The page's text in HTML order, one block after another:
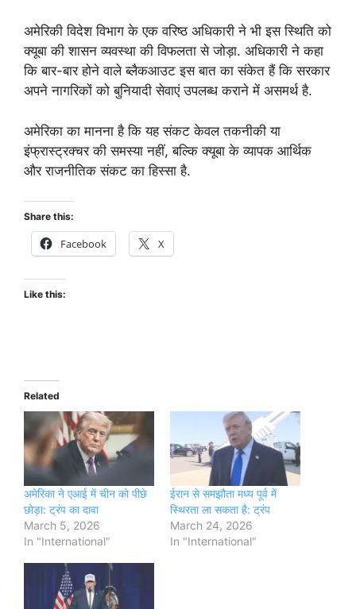
अमेरिकी विदेश विभाग के एक वरिष्ठ अधिकारी ने भी इस स्थिति को
क्यूबा की शासन व्यवस्था की विफलता से जोड़ा. अधिकारी ने कहा
कि बार-बार होने वाले ब्लैकआउट इस बात का संकेत हैं कि सरकार
अपने नागरिकों को बुनियादी सेवाएं उपलब्ध कराने में असमर्थ है.
अमेरिका का मानना है कि यह संकट केवल तकनीकी या
इंफ्रास्ट्रक्चर की समस्या नहीं, बल्कि क्यूबा के व्यापक आर्थिक
और राजनीतिक संकट का हिस्सा है.
Share this:
Facebook X
Like this:
Related
अमेरिका ने एआई में चीन को पीछे
छोड़ा: ट्रंप का दावा
March 5, 2026
In "International"
ईरान से समझौता मध्य पूर्व में
स्थिरता ला सकता है: ट्रंप
March 24, 2026
In "International"